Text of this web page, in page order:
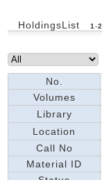
HoldingsList 1 -2
No.
Volumes
Library
Location
Call No
Material ID